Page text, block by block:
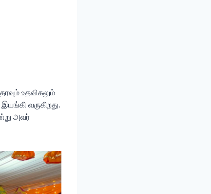
உதவிகலும்
வருகிறது.
அவர்